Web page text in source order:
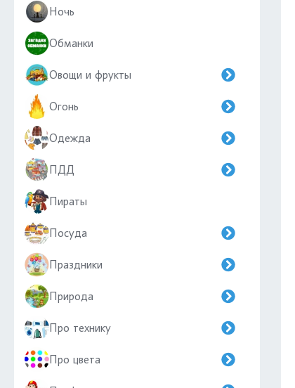
Ночь
Обманки
Овощи и фрукты
Огонь
Одежда
ПДД
Пираты
Посуда
Праздники
Природа
Про технику
Про цвета